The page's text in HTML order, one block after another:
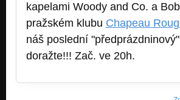
kapelami Woody and Co. a
pražském klubu Chapeau
náš poslední
doražte!!! Zač. ve 20h.